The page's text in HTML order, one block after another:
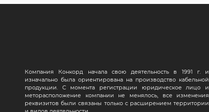
Компания Конкорд начала свою деятельность в 1991 г. и
изначально была ориентирована на производство кабельной
продукции. С момента регистрации юридическое лицо и
меторасположение компании не менялось, все изменения
реквизитов были связаны только с расширением территории